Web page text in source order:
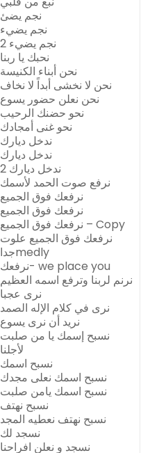
نجم يضئ
نجم يضيء
نجم يضيء 2
نحبك يا ربنا
نحن أبناء الكنيسة
نحن لا نخشى أبداً لا نخاف
نحن نعلن حضور يسوع
نحو حضنك الرحيب
نحو غنى أمجادك
ندخل ديارك
ندخل ديارك
ندخل ديارك 2
نرفع صوت الحمد لأسمك
نرفعك فوق الجميع
نرفعك فوق الجميع
نرفعك فوق الجميع – Copy
نرفعك فوق الجميع علوت
جداmedly
نرفعك- we place you
نرنم لربنا وترفع اسمه العظيم
نرى عجبا
نرى في كلام الإله الصمد
نريد أن نرى يسوع
نسبح إسمك يا من صلبت
لأجلنا
نسبح اسمك
نسبح اسمك نعلى مجدك
نسبح اسمك يامن صلبت
نسبح نهتف
نسبح نهتف نعطيه المجد
نسجد لك
نسجد و نعلن افراحنا